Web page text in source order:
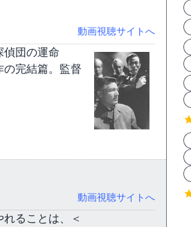
動画視聴サイトへ
偵団の運命
の完結篇。監督
動画視聴サイトへ
ることは、＜